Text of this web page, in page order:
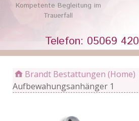
Kompetente Begleitung im
Trauerfall
Telefon: 05069 420
Brandt Bestattungen (Home)
Aufbewahungsanhänger 1